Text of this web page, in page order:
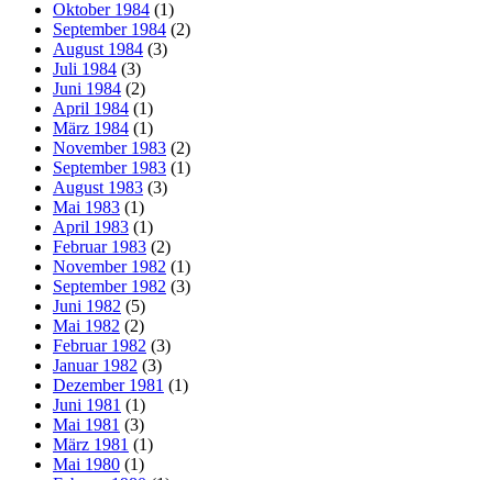
Oktober 1984 (1)
September 1984 (2)
August 1984 (3)
Juli 1984 (3)
Juni 1984 (2)
April 1984 (1)
März 1984 (1)
November 1983 (2)
September 1983 (1)
August 1983 (3)
Mai 1983 (1)
April 1983 (1)
Februar 1983 (2)
November 1982 (1)
September 1982 (3)
Juni 1982 (5)
Mai 1982 (2)
Februar 1982 (3)
Januar 1982 (3)
Dezember 1981 (1)
Juni 1981 (1)
Mai 1981 (3)
März 1981 (1)
Mai 1980 (1)